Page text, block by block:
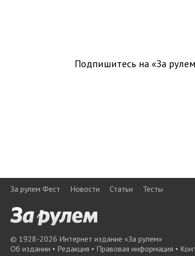
Подпишитесь на «За
За рулем Фест Новости Статьи Тесты
© 1928-2026 Интернет издание «За рулем»
Об издании • Редакция • Правовая информация •